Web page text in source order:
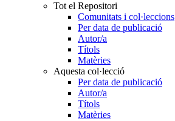
Tot el Repositori
Comunitats i col·leccions
Per data de publicació
Autor/a
Títols
Matèries
Aquesta col·lecció
Per data de publicació
Autor/a
Títols
Matèries